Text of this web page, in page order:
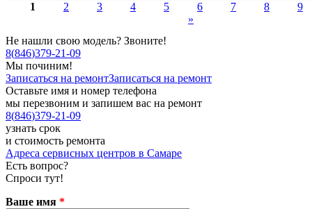
1
2 3 4 5 6 7 8
9
»
Не нашли свою модель? Звоните!
8(846)379-21-09
Мы починим!
Записаться на ремонтЗаписаться на ремонт
Оставьте имя и номер телефона
мы перезвоним и запишем вас на ремонт
8(846)379-21-09
узнать срок
и стоимость ремонта
Адреса сервисных центров в Самаре
Есть вопрос?
Спроси тут!
Ваше имя *